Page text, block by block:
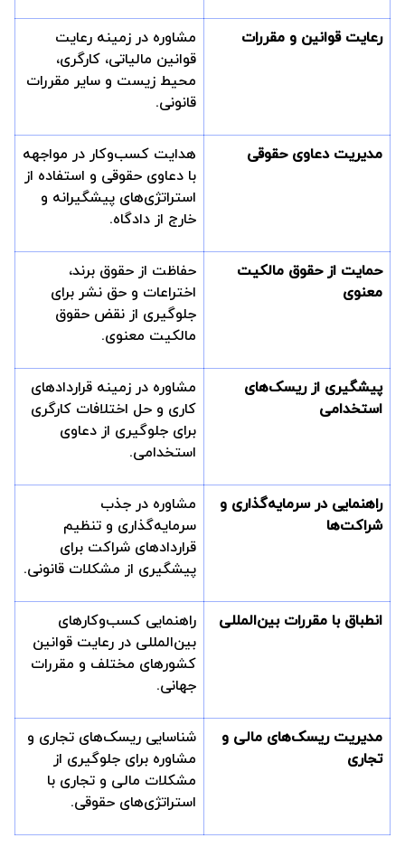
رعایت قوانین و مقررات
مشاوره در زمینه رعایت
قوانین مالیاتی، کارگری،
محیط زیست و سایر مقررات
قانونی.
مدیریت دعاوی حقوقی
هدایت کسب‌وکار در مواجهه
با دعاوی حقوقی و استفاده از
استراتژی‌های پیشگیرانه و
خارج از دادگاه.
حمایت از حقوق مالکیت
معنوی
حفاظت از حقوق برند،
اختراعات و حق نشر برای
جلوگیری از نقض حقوق
مالکیت معنوی.
پیشگیری از ریسک‌های
استخدامی
مشاوره در زمینه قراردادهای
کاری و حل اختلافات کارگری
برای جلوگیری از دعاوی
استخدامی.
راهنمایی در سرمایه‌گذاری و
شراکت‌ها
مشاوره در جذب
سرمایه‌گذاری و تنظیم
قراردادهای شراکت برای
پیشگیری از مشکلات قانونی.
انطباق با مقررات بین‌المللی
راهنمایی کسب‌وکارهای
بین‌المللی در رعایت قوانین
کشورهای مختلف و مقررات
جهانی.
مدیریت ریسک‌های مالی و
تجاری
شناسایی ریسک‌های تجاری و
مشاوره برای جلوگیری از
مشکلات مالی و تجاری با
استراتژی‌های حقوقی.